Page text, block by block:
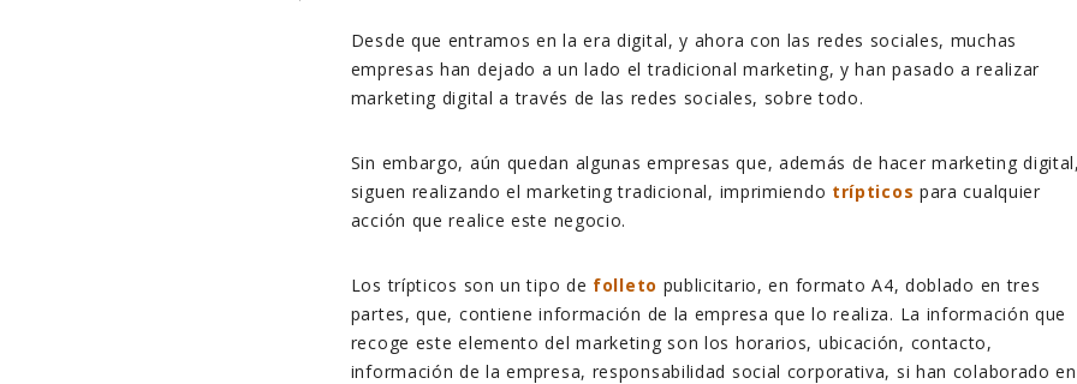
Desde que entramos en la era digital, y ahora con las redes sociales, muchas
empresas han dejado a un lado el tradicional marketing, y han pasado a realizar
marketing digital a través de las redes sociales, sobre todo.
Sin embargo, aún quedan algunas empresas que, además de hacer marketing digital,
siguen realizando el marketing tradicional, imprimiendo trípticos para cualquier
acción que realice este negocio.
Los trípticos son un tipo de folleto publicitario, en formato A4, doblado en tres
partes, que, contiene información de la empresa que lo realiza. La información que
recoge este elemento del marketing son los horarios, ubicación, contacto,
información de la empresa, responsabilidad social corporativa, si han colaborado en